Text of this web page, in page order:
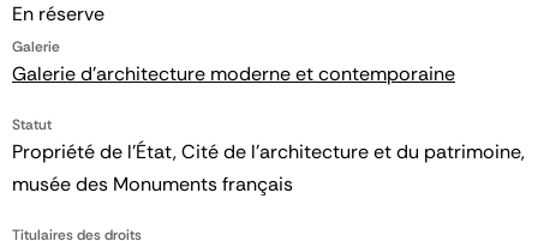
En réserve
Galerie
Galerie d'architecture moderne et contemporaine
Statut
Propriété de l’État, Cité de l’architecture et du patrimoine,
musée des Monuments français
Titulaires des droits